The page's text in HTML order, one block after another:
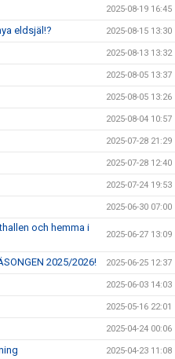
2025-08-19 16:45
eldsjäl!? 2025-08-15 13:30
2025-08-13 13:32
2025-08-05 13:37
2025-08-05 13:26
2025-08-04 10:57
2025-07-28 21:29
2025-07-28 12:40
2025-07-24 19:53
2025-06-30 07:00
och hemma i
2025-06-27 13:09
2025/2026! 2025-06-25 12:37
2025-06-03 14:03
2025-05-16 22:01
2025-04-24 00:06
2025-04-23 11:08